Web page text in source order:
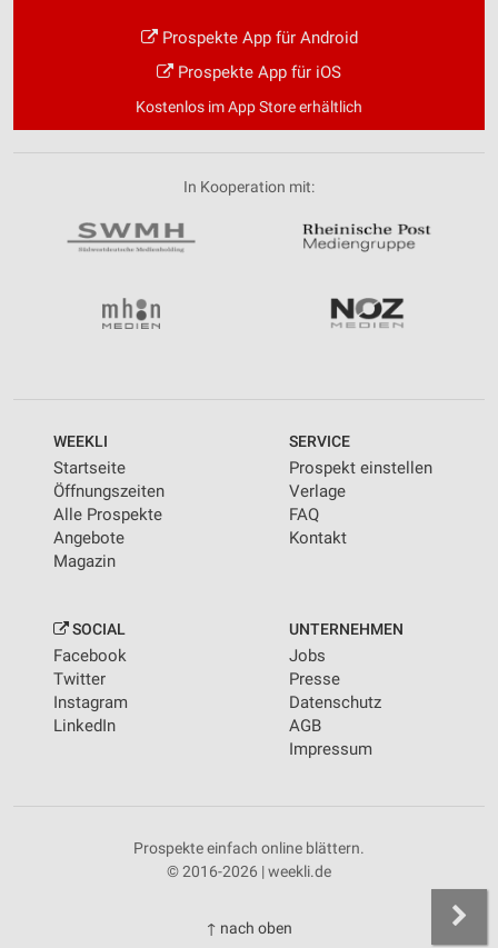
Prospekte App für Android
Prospekte App für iOS
Kostenlos im App Store erhältlich
In Kooperation mit:
WEEKLI
Startseite
Öffnungszeiten
Alle Prospekte
Angebote
Magazin
SERVICE
Prospekt einstellen
Verlage
FAQ
Kontakt
SOCIAL
Facebook
Twitter
Instagram
LinkedIn
UNTERNEHMEN
Jobs
Presse
Datenschutz
AGB
Impressum
Prospekte einfach online blättern.
© 2016-2026 | weekli.de
↑ nach oben